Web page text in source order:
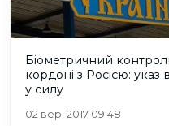
Біометричний
кордоні з Росією: указ
у силу
02 вер. 2017 09:48